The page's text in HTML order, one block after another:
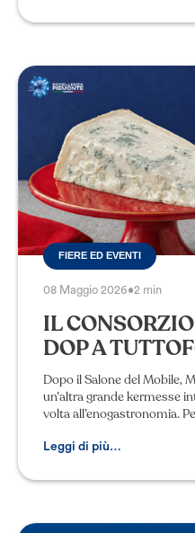
FIERE ED EVENTI
08 Maggio 2026•2 min
IL
DOP A
Dopo il Salone del Mobile,
un’altra grande kermesse
volta all’enogastronomia.
Leggi di più…